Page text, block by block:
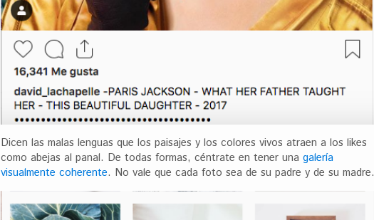
Dicen las malas lenguas que los paisajes y los colores vivos atraen a los likes
como abejas al panal. De todas formas, céntrate en tener una galería
visualmente coherente. No vale que cada foto sea de su padre y de su madre.